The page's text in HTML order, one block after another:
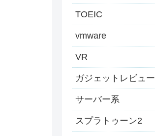
TOEIC
vmware
VR
ガジェットレビュー
サーバー系
スプラトゥーン2